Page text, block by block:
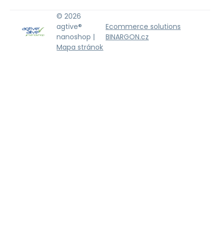
© 2026
agtive®
nanoshop |
Mapa stránok
Ecommerce solutions
BINARGON.cz